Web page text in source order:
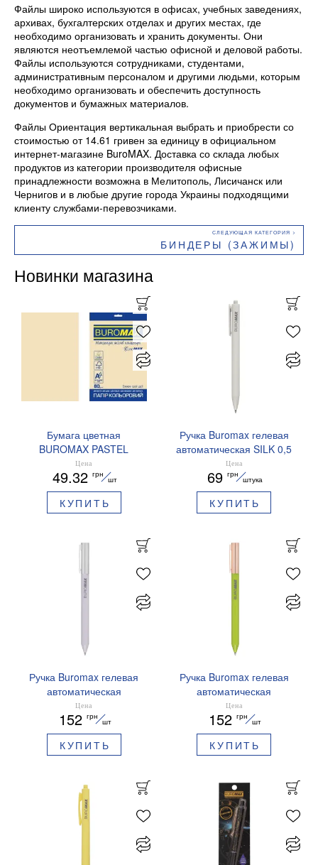
Файлы широко используются в офисах, учебных заведениях,
архивах, бухгалтерских отделах и других местах, где
необходимо организовать и хранить документы. Они
являются неотъемлемой частью офисной и деловой работы.
Файлы используются сотрудниками, студентами,
административным персоналом и другими людьми, которым
необходимо организовать и обеспечить доступность
документов и бумажных материалов.
Файлы Ориентация вертикальная выбрать и приобрести со
стоимостью от 14.61 гривен за единицу в официальном
интернет-магазине BuroMAX. Доставка со склада любых
продуктов из категории производителя офисные
принадлежности возможна в Мелитополь, Лисичанск или
Чернигов и в любые другие города Украины подходящими
клиенту службами-перевозчиками.
БИНДЕРЫ (ЗАЖИМЫ)
Новинки магазина
Бумага цветная
BUROMAX PASTEL
EUROMAX 20 арк А4 80 г/
мс BM.2721220E-08
Цена
49.32 грн
шт
КУПИТЬ
Ручка Buromax гелевая
автоматическая SILK 0,5
мм синие чернила
BM.83100
Цена
69 грн
штука
КУПИТЬ
Ручка Buromax гелевая
автоматическая
PRESTIGE SILVER 0,5 мм
синие чернила BM.83102
Цена
152 грн
шт
КУПИТЬ
Ручка Buromax гелевая
автоматическая
PRESTIGE GOLD 0,5 мм
синие чернила BM.83101
Цена
152 грн
шт
КУПИТЬ